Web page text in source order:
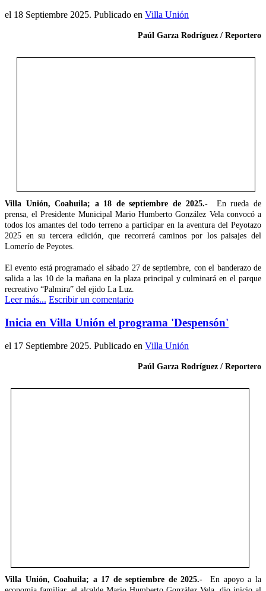
el 18 Septiembre 2025. Publicado en Villa Unión
Paúl Garza Rodríguez / Reportero
Villa Unión, Coahuila; a 18 de septiembre de 2025.-
En rueda de
prensa, el Presidente Municipal Mario Humberto González Vela convocó a
todos los amantes del todo terreno a participar en la aventura del Peyotazo
2025 en su tercera edición, que recorrerá caminos por los paisajes del
Lomerío de Peyotes.
El evento está programado el sábado 27 de septiembre, con el banderazo de
salida a las 10 de la mañana en la plaza principal y culminará en el parque
recreativo “Palmira” del ejido La Luz.
Leer más... Escribir un comentario
Inicia en Villa Unión el programa 'Despensón'
el 17 Septiembre 2025. Publicado en Villa Unión
Paúl Garza Rodríguez / Reportero
Villa Unión, Coahuila; a 17 de septiembre de 2025.-
En apoyo a la